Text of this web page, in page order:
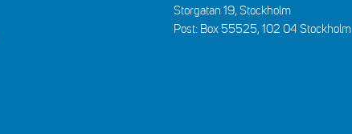
Storgatan 19, Stockholm
Post: Box 55525, 102 04 Stockholm